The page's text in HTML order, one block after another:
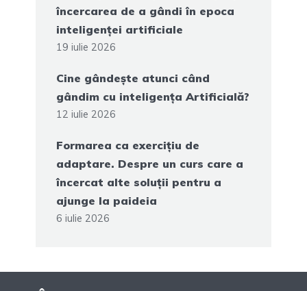
încercarea de a gândi în epoca
inteligenței artificiale
19 iulie 2026
Cine gândește atunci când
gândim cu inteligența Artificială?
12 iulie 2026
Formarea ca exercițiu de
adaptare. Despre un curs care a
încercat alte soluții pentru a
ajunge la paideia
6 iulie 2026